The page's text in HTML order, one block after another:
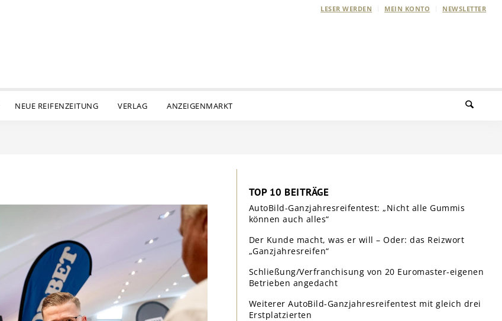
LESER WERDEN MEIN KONTO NEWSLETTER
NEUE REIFENZEITUNG VERLAG ANZEIGENMARKT
TOP 10 BEITRÄGE
AutoBild-Ganzjahresreifentest: „Nicht alle Gummis
können auch alles“
Der Kunde macht, was er will – Oder: das Reizwort
„Ganzjahresreifen“
Schließung/Verfranchisung von 20 Euromaster-eigenen
Betrieben angedacht
Weiterer AutoBild-Ganzjahresreifentest mit gleich drei
Erstplatzierten